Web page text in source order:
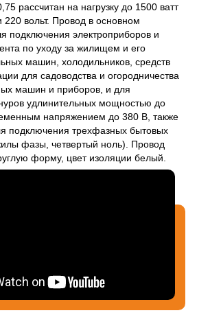
рассчитан на нагрузку до 1500 ватт
вольт. Провод в основном
подключения электроприборов и
по уходу за жилищем и его
машин, холодильников, средств
для садоводства и огородничества
машин и приборов, и для
удлинительных мощностью до
напряжением до 380 В, также
подключения трехфазных бытовых
фазы, четвертый ноль). Провод
форму, цвет изоляции белый.